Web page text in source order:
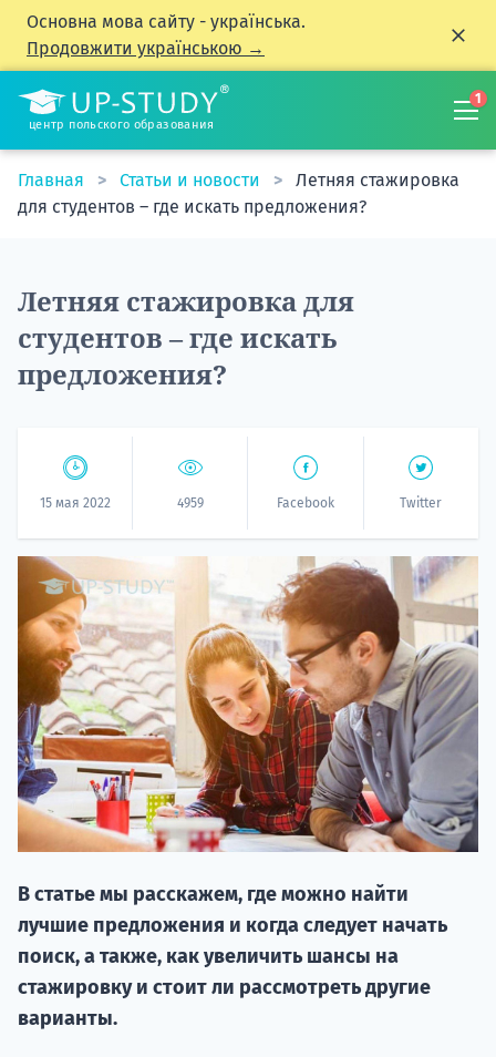
Основна мова сайту - українська.
Продовжити українською →
центр польского образования
1
Главная Статьи и новости
Летняя стажировка
для студентов – где искать предложения?
Летняя стажировка для
студентов – где искать
предложения?
15 мая 2022 4959 Facebook Twitter
В статье мы расскажем, где можно найти
лучшие предложения и когда следует начать
поиск, а также, как увеличить шансы на
стажировку и стоит ли рассмотреть другие
варианты.
НАБОР